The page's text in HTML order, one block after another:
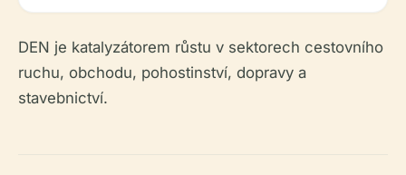
DEN je katalyzátorem růstu v sektorech cestovního
ruchu, obchodu, pohostinství, dopravy a
stavebnictví.